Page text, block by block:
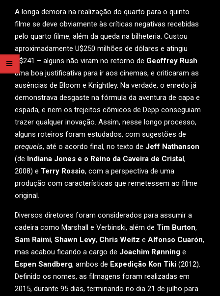
A longa demora na realização do quarto para o quinto
filme se deve obviamente às críticas negativas recebidas
pelo quarto filme, além da queda na bilheteria. Custou
aproximadamente U$250 milhões de dólares e atingiu
U$241 – alguns não viram no retorno de Geoffrey Rush
uma boa justificativa para ir aos cinemas, e criticaram as
ausências de Bloom e Knightley. Na verdade, o enredo já
demonstrava desgaste na fórmula da aventura de capa e
espada, e nem os trejeitos cômicos de Depp conseguiam
trazer qualquer inovação. Assim, nesse longo processo,
alguns roteiros foram estudados, com sugestões de
prequels, até o acordo final, no texto de Jeff Nathanson
(de Indiana Jones e o Reino da Caveira de Cristal,
2008) e Terry Rossio, com a perspectiva de uma
produção com características que remetessem ao filme
original.
Diversos diretores foram considerados para assumir a
cadeira como Marshall e Verbinski, além de Tim Burton,
Sam Raimi, Shawn Levy, Chris Weitz e Alfonso Cuarón,
mas acabou ficando a cargo de Joachim Rønning e
Espen Sandberg, ambos de Expedição Kon Tiki (2012).
Definido os nomes, as filmagens foram realizadas em
2015, durante 95 dias, terminando no dia 21 de julho para